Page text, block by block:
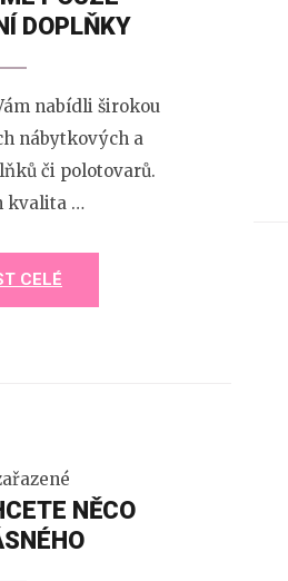
DOPLŇKY
nabídli širokou
nábytkových a
či polotovarů.
kvalita …
CELÉ
NĚCO